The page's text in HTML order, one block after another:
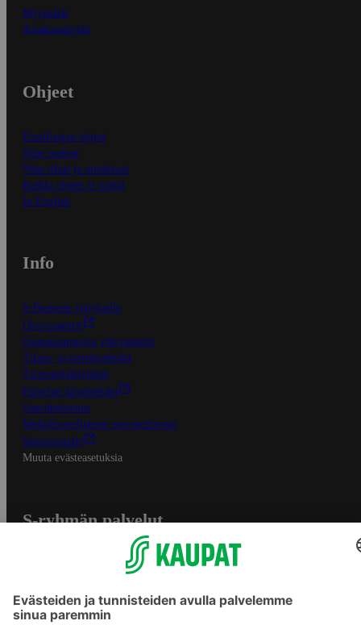
Myymälät
Asiakaspalvelu
Ohjeet
Ensitilaajan ohjeet
Näin maksat
Näin tilaat ja muokkaat
Kaikki ohjeet ja vinkit
In English
Info
S-Business yrityksille
Oiva-raportit
Osuuskauppojen yhteystiedot
Tilaus- ja toimitusehdot
Tietosuojakäytäntö
Palvelun käyttöehdot
Saavutettavuus
Mobiilisovelluksen saavutettavuus
Mainostajalle
Muuta evästeasetuksia
S-ryhmän palvelut
Yhteishyvä Ruoka -sovellus
S-ostoslista -sovellus